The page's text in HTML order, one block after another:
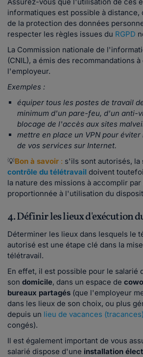
informatiques est possible à
de la protection des données
respecter les règles issues du RGPD
La Commission nationale de
(CNIL), a émis des recommandations
l'employeur.
Exemples :
équiper tous les postes de travail
minimum d'un pare-feu, d'un anti-
blocage de l'accès aux sites
mettre en place un VPN pour
de vos services sur Internet.
💡Bon à savoir : s'ils sont autorisés, la
contrôle du télétravail doivent
la nature des missions à accomplir
proportionnée à l'utilisation du
4. Définir les lieux d'exécution
Déterminer les lieux dans lesquels le
autorisé est une étape clé dans la
télétravail.
En effet, il est possible pour le salarié
son domicile, dans un espace de
bureaux partagés (que l'employeur
dans les lieux de son choix, ou plus
depuis un lieu de vacances (tracances)
congés).
Il est également important de vous
salarié dispose d'une installation